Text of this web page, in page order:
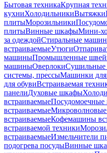
Бытовая техникаКрупная
кухниХолодильникиВытяжки
плитыМорозильники
плитыВинные шкафыМини-
за одеждойСтиральные
встраиваемыеУтюги
машиныПромышленные
машиныОверлоки
системы, прессыМашинки для
для обувиВстраиваемая
панелиДуховые шкафы
встраиваемые
встраиваемыеМикроволновые
встраиваемыеКофемашины
встраиваемой техники
встраиваемыеИзмельчители
подогрева посудыВинные